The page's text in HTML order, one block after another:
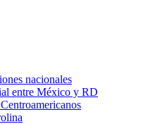
nacionales
entre México y RD